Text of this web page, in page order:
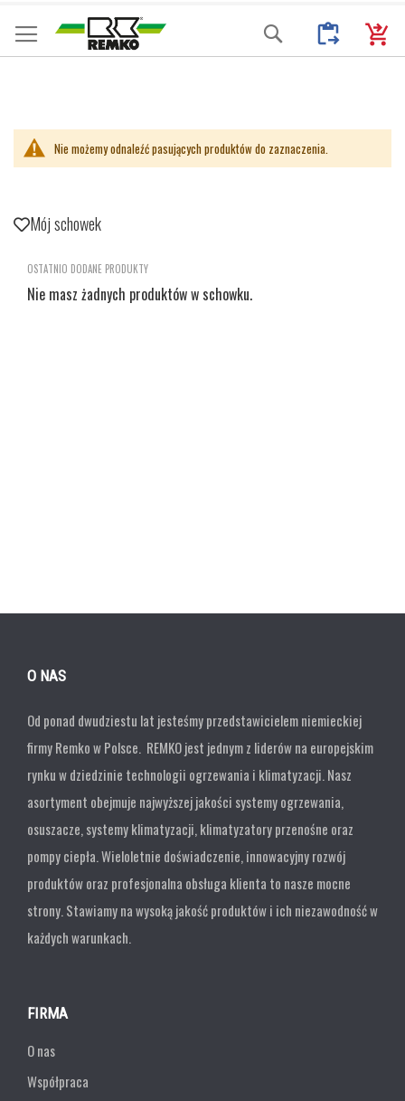
Przejdź
do
treści
Mój
Moje
Search
Nie możemy odnaleźć pasujących produktów do zaznaczenia.
Mój schowek
OSTATNIO DODANE PRODUKTY
Nie masz żadnych produktów w schowku.
O NAS
Od ponad dwudziestu lat jesteśmy przedstawicielem niemieckiej
firmy Remko w Polsce. REMKO jest jednym z liderów na europejskim
rynku w dziedzinie technologii ogrzewania i klimatyzacji. Nasz
asortyment obejmuje najwyższej jakości systemy ogrzewania,
osuszacze, systemy klimatyzacji, klimatyzatory przenośne oraz
pompy ciepła. Wieloletnie doświadczenie, innowacyjny rozwój
produktów oraz profesjonalna obsługa klienta to nasze mocne
strony. Stawiamy na wysoką jakość produktów i ich niezawodność w
każdych warunkach.
FIRMA
O nas
Współpraca